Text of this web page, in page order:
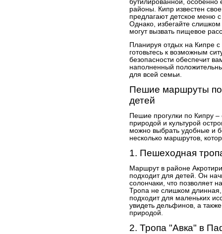
бутилированной, особенно
районы. Кипр известен
предлагают детское меню
Однако, избегайте
могут вызвать пищевое
Планируя отдых на Кипре
готовьтесь к возможным
безопасности обеспечит
наполненный
для всей семьи.
Пешие маршруты по
детей
Пешие прогулки по Кипру –
природой и культурой
можно выбрать удобные и
несколько маршрутов,
1. Пешеходная
Маршрут в районе
подходит для детей. Он
солончаки, что позволяет
Тропа не слишком длинная,
подходит для маленьких
увидеть дельфинов, а
природой.
2. Тропа "Авка" в